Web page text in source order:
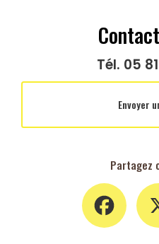
Tél. 05
Envoyer
Partagez